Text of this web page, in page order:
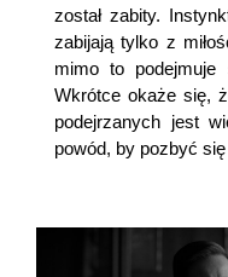
został zabity.
zabijają tylko z
mimo to podejmuje
Wkrótce okaże się,
podejrzanych jest
powód, by pozbyć